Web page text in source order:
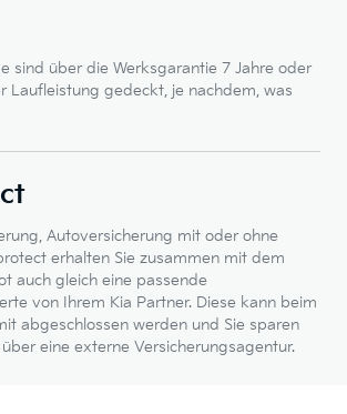
sind über die Werksgarantie 7 Jahre oder
Laufleistung gedeckt, je nachdem, was
Autoversicherung mit oder ohne
erhalten Sie zusammen mit dem
auch gleich eine passende
von Ihrem Kia Partner. Diese kann beim
abgeschlossen werden und Sie sparen
eine externe Versicherungsagentur.